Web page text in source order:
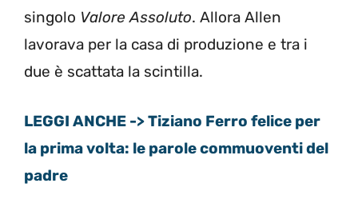
singolo Valore Assoluto. Allora Allen
lavorava per la casa di produzione e tra i
due è scattata la scintilla.
LEGGI ANCHE -> Tiziano Ferro felice per
la prima volta: le parole commuoventi del
padre